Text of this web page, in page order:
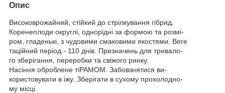
Опис
Високоврожайний, стійкий до стрілкування гібрид.
Коренеплоди округлі, однорідні за формою та розмі-
ром, гладенькі, з чудовими смаковими якостями. Веге
таційний період - 110 днів. Призначень для тривало-
го зберігання, переробки та свіжого ринку.
Насіння оброблене тіРАМОМ. Забовзнятися ви-
користовувати в іжу. Зберiгати в сухому прохолодно-
му місці.